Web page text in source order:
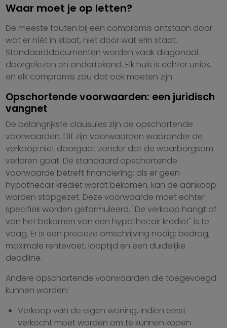
Waar moet je op letten?
De meeste fouten bij een compromis ontstaan door
wat er níét in staat, niet door wat erin staat.
Standaarddocumenten worden vaak diagonaal
doorgelezen en ondertekend. Elk huis is echter uniek,
en elk compromis zou dat ook moeten zijn.
Opschortende voorwaarden: een juridisch
vangnet
De belangrijkste clausules zijn de opschortende
voorwaarden. Dit zijn voorwaarden waaronder de
verkoop niet doorgaat zonder dat de waarborgsom
verloren gaat. De standaard opschortende
voorwaarde betreft financiering: als er geen
hypothecair krediet wordt bekomen, kan de aankoop
worden stopgezet. Deze voorwaarde moet echter
specifiek worden geformuleerd. "De verkoop hangt af
van het bekomen van een hypothecair krediet" is te
vaag. Er is een precieze omschrijving nodig: bedrag,
maximale rentevoet, looptijd en een duidelijke
deadline.
Andere opschortende voorwaarden die toegevoegd
kunnen worden:
Verkoop van de eigen woning, indien eerst
verkocht moet worden om te kunnen kopen